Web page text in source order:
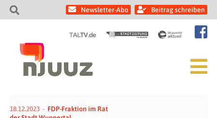
Newsletter-Abo Beitrag schreiben
18.12.2023
FDP-Fraktion im Rat